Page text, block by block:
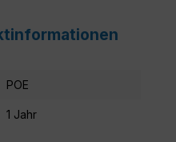
POE
1 Jahr